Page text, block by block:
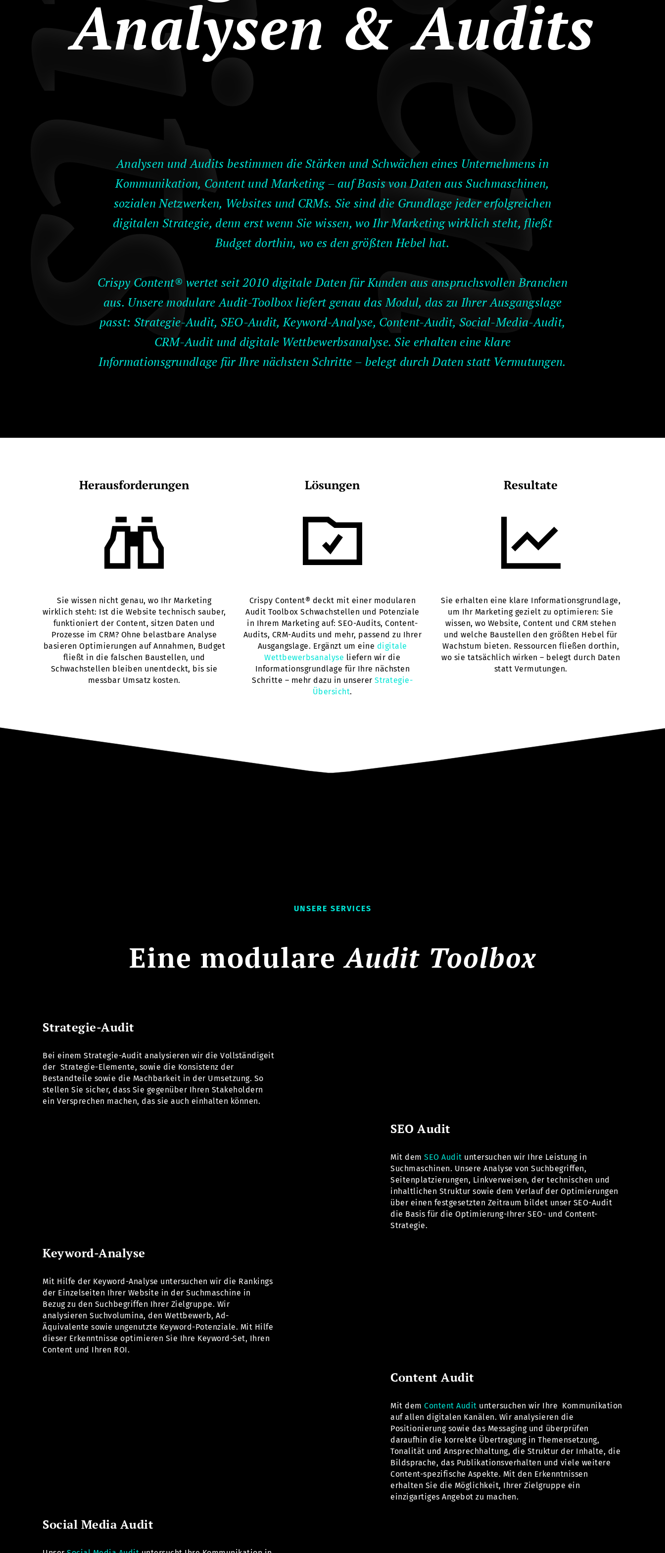
Analysen & Audits
Analysen und Audits bestimmen die Stärken und Schwächen eines Unternehmens in
Kommunikation, Content und Marketing – auf Basis von Daten aus Suchmaschinen,
sozialen Netzwerken, Websites und CRMs. Sie sind die Grundlage jeder erfolgreichen
digitalen Strategie, denn erst wenn Sie wissen, wo Ihr Marketing wirklich steht, fließt
Budget dorthin, wo es den größten Hebel hat.
Crispy Content® wertet seit 2010 digitale Daten für Kunden aus anspruchsvollen Branchen
aus. Unsere modulare Audit-Toolbox liefert genau das Modul, das zu Ihrer Ausgangslage
passt: Strategie-Audit, SEO-Audit, Keyword-Analyse, Content-Audit, Social-Media-Audit,
CRM-Audit und digitale Wettbewerbsanalyse. Sie erhalten eine klare
Informationsgrundlage für Ihre nächsten Schritte – belegt durch Daten statt Vermutungen.
Herausforderungen
Sie wissen nicht genau, wo Ihr Marketing
wirklich steht: Ist die Website technisch sauber,
funktioniert der Content, sitzen Daten und
Prozesse im CRM? Ohne belastbare Analyse
basieren Optimierungen auf Annahmen, Budget
fließt in die falschen Baustellen, und
Schwachstellen bleiben unentdeckt, bis sie
messbar Umsatz kosten.
Lösungen
Crispy Content® deckt mit einer modularen
Audit Toolbox Schwachstellen und Potenziale
in Ihrem Marketing auf: SEO-Audits, Content-
Audits, CRM-Audits und mehr, passend zu Ihrer
Ausgangslage. Ergänzt um eine digitale
Wettbewerbsanalyse liefern wir die
Informationsgrundlage für Ihre nächsten
Schritte – mehr dazu in unserer Strategie-
Übersicht.
Resultate
Sie erhalten eine klare Informationsgrundlage,
um Ihr Marketing gezielt zu optimieren: Sie
wissen, wo Website, Content und CRM stehen
und welche Baustellen den größten Hebel für
Wachstum bieten. Ressourcen fließen dorthin,
wo sie tatsächlich wirken – belegt durch Daten
statt Vermutungen.
UNSERE SERVICES
Eine modulareAudit Toolbox
Strategie-Audit
Bei einem Strategie-Audit analysieren wir die Vollständigeit
der Strategie-Elemente, sowie die Konsistenz der
Bestandteile sowie die Machbarkeit in der Umsetzung. So
stellen Sie sicher, dass Sie gegenüber Ihren Stakeholdern
ein Versprechen machen, das sie auch einhalten können.
SEO Audit
Mit demSEO Audit untersuchen wir Ihre Leistung in
Suchmaschinen. Unsere Analyse von Suchbegriffen,
Seitenplatzierungen, Linkverweisen, der technischen und
inhaltlichen Struktur sowie dem Verlauf der Optimierungen
über einen festgesetzten Zeitraum bildet unser SEO-Audit
die Basis für die Optimierung-Ihrer SEO- und Content-
Strategie.
Keyword-Analyse
Mit Hilfe der Keyword-Analyse untersuchen wir die Rankings
der Einzelseiten Ihrer Website in der Suchmaschine in
Bezug zu den Suchbegriffen Ihrer Zielgruppe. Wir
analysieren Suchvolumina, den Wettbewerb, Ad-
Äquivalente sowie ungenutzte Keyword-Potenziale. Mit Hilfe
dieser Erkenntnisse optimieren Sie Ihre Keyword-Set, Ihren
Content und Ihren ROI.
Content Audit
Mit demContent Audit untersuchen wir Ihre Kommunikation
auf allen digitalen Kanälen. Wir analysieren die
Positionierung sowie das Messaging und überprüfen
daraufhin die korrekte Übertragung in Themensetzung,
Tonalität und Ansprechhaltung, die Struktur der Inhalte, die
Bildsprache, das Publikationsverhalten und viele weitere
Content-spezifische Aspekte. Mit den Erkenntnissen
erhalten Sie die Möglichkeit, Ihrer Zielgruppe ein
einzigartiges Angebot zu machen.
Social Media Audit